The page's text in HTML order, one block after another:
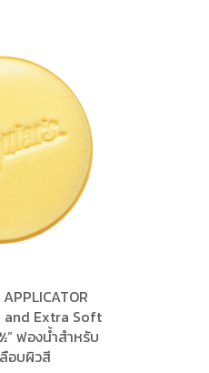
and Extra Soft
ฟองน้ำสำหรับ
อบผิวสี